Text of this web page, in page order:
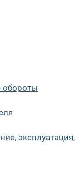
обороты
эксплуатация,